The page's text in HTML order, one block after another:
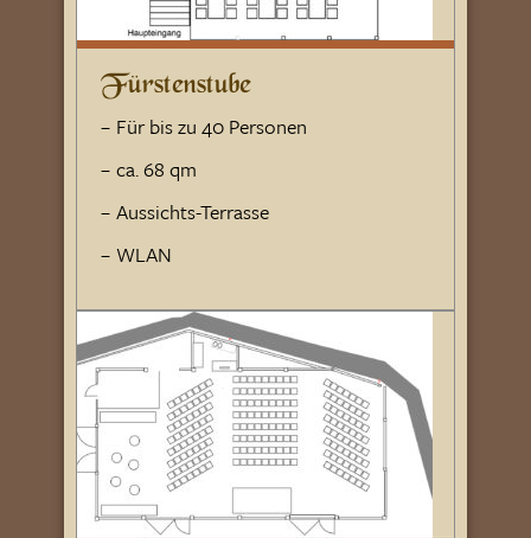
Fürstenstube
Für bis zu 40 Personen
ca. 68 qm
Aussichts-Terrasse
WLAN